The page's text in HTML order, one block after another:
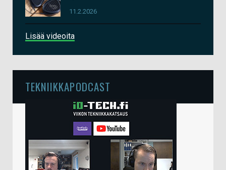
11.2.2026
Lisää videoita
TEKNIIKKAPODCAST